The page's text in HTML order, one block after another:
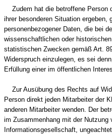
Zudem hat die betroffene Person
ihrer besonderen Situation ergeben,
personenbezogener Daten, die bei
wissenschaftlichen oder
statistischen Zwecken gemäß Art.
Widerspruch einzulegen, es sei
Erfüllung einer im öffentlichen
Zur Ausübung des Rechts auf
Person direkt jeden Mitarbeiter der
anderen Mitarbeiter wenden. Der
im Zusammenhang mit der Nutzung
Informationsgesellschaft,